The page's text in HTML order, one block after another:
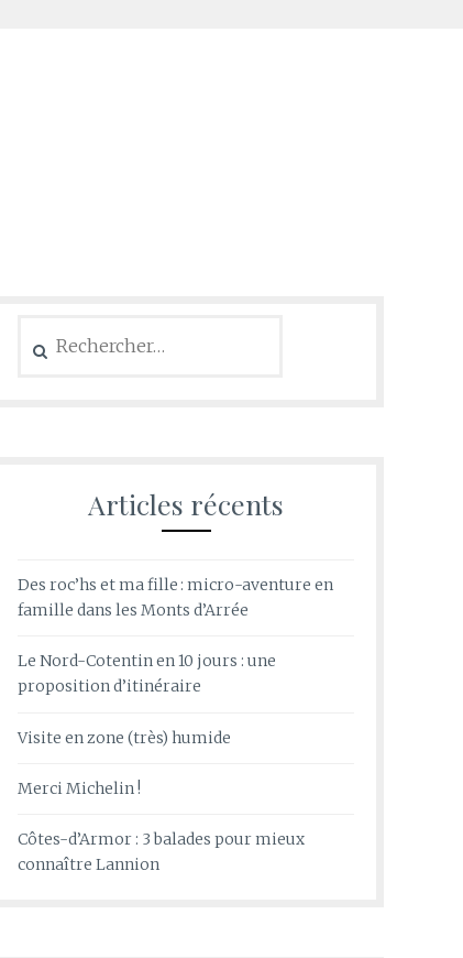
Articles récents
Des roc’hs et ma fille : micro-aventure en
famille dans les Monts d’Arrée
Le Nord-Cotentin en 10 jours : une
proposition d’itinéraire
Visite en zone (très) humide
Merci Michelin !
Côtes-d’Armor : 3 balades pour mieux
connaître Lannion